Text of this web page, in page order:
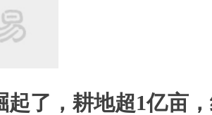
起了，耕地超1亿亩